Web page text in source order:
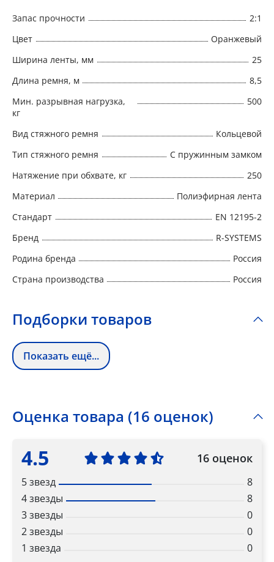
конец с натяжным механизмом, другой с
крюком. • Кольцевой – один конец с
свободный. В зависимости от характера
транспортируемого груза ремни
подбираются с различной натяжной
нагрузкой и определенной длины
Запас прочности
2:1
Цвет
Оранжевый
Ширина ленты, мм
25
Длина ремня, м
8,5
Мин. разрывная нагрузка,
кг
500
Вид стяжного ремня
Кольцевой
Тип стяжного ремня
С пружинным замком
Натяжение при обхвате, кг
250
Материал
Полиэфирная лента
Стандарт
EN 12195-2
Бренд
R-SYSTEMS
Родина бренда
Россия
Страна производства
Россия
Подборки товаров
Показать ещё...
Оценка товара (16 оценок)
4.5 16 оценок
5 звезд
8
4 звезды
8
3 звезды
0
2 звезды
0
1 звезда
0